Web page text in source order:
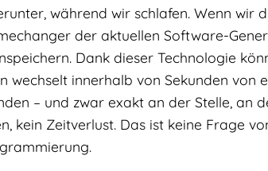
während wir schlafen. Wenn wir
der aktuellen Software-
Dank dieser Technologie
innerhalb von Sekunden von
– und zwar exakt an der Stelle, an
kein Zeitverlust. Das ist keine Frage